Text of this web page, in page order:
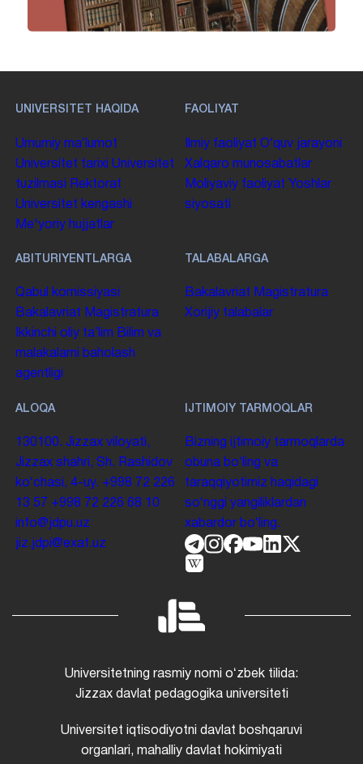
UNIVERSITET HAQIDA
Umumiy maʼlumot
Universitet tarixi Universitet
tuzilmasi Rektorat
Universitet kengashi
Me'yoriy hujjatlar
FAOLIYAT
Ilmiy faoliyat Oʻquv jarayoni
Xalqaro munosabatlar
Moliyaviy faoliyat Yoshlar
siyosati
ABITURIYENTLARGA
Qabul komissiyasi
Bakalavriat Magistratura
Ikkinchi oliy taʼlim Bilim va
malakalarni baholash
agentligi
TALABALARGA
Bakalavriat Magistratura
Xorijiy talabalar
ALOQA
130100. Jizzax viloyati,
Jizzax shahri, Sh. Rashidov
koʻchasi, 4-uy. +998 72 226
13 57 +998 72 226 68 10
info@jdpu.uz
jiz.jdpi@exat.uz
IJTIMOIY TARMOQLAR
Bizning ijtimoiy tarmoqlarda
obuna boʻling va
taraqqiyotimiz haqidagi
soʻnggi yangiliklardan
xabardor boʻling.
Universitetning rasmiy nomi oʻzbek tilida:
Jizzax davlat pedagogika universiteti
Universitet iqtisodiyotni davlat boshqaruvi
organlari, mahalliy davlat hokimiyati